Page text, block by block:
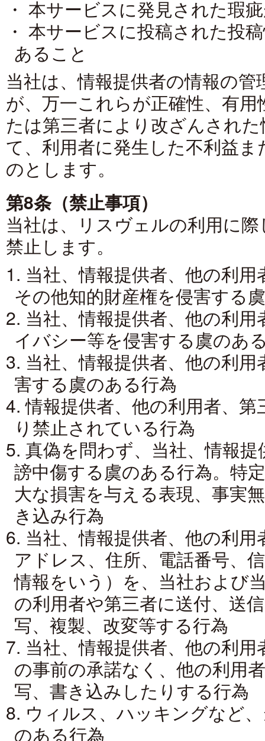
・ 本サービスに発見された瑕
・ 本サービスに投稿された投
あること
当社は、情報提供者の情報の
が、万一これらが正確性、有
たは第三者により改ざんされ
て、利用者に発生した不利益
のとします。
第8条（禁止事項）
当社は、リスヴェルの利用に
禁止します。
1. 当社、情報提供者、他の利
その他知的財産権を侵害する
2. 当社、情報提供者、他の利
イバシー等を侵害する虞のあ
3. 当社、情報提供者、他の利
害する虞のある行為
4. 情報提供者、他の利用者、
り禁止されている行為
5. 真偽を問わず、当社、情報
謗中傷する虞のある行為。特
大な損害を与える表現、事実
き込み行為
6. 当社、情報提供者、他の利
アドレス、住所、電話番号、
情報をいう）を、当社および
の利用者や第三者に送付、送
写、複製、改変等する行為
7. 当社、情報提供者、他の利
の事前の承諾なく、他の利用
写、書き込みしたりする行為
8. ウィルス、ハッキングなど
のある行為